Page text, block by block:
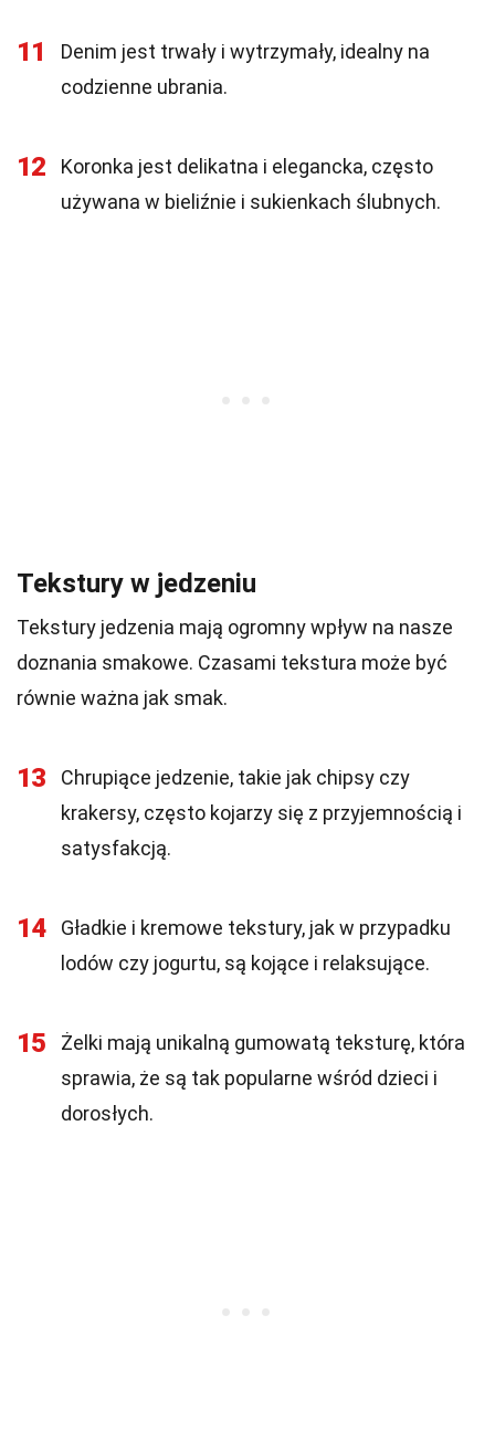
11
Denim jest trwały i wytrzymały, idealny na
codzienne ubrania.
12
Koronka jest delikatna i elegancka, często
używana w bieliźnie i sukienkach ślubnych.
Tekstury w jedzeniu
Tekstury jedzenia mają ogromny wpływ na nasze
doznania smakowe. Czasami tekstura może być
równie ważna jak smak.
13
Chrupiące jedzenie, takie jak chipsy czy
krakersy, często kojarzy się z przyjemnością i
satysfakcją.
14
Gładkie i kremowe tekstury, jak w przypadku
lodów czy jogurtu, są kojące i relaksujące.
15
Żelki mają unikalną gumowatą teksturę, która
sprawia, że są tak popularne wśród dzieci i
dorosłych.